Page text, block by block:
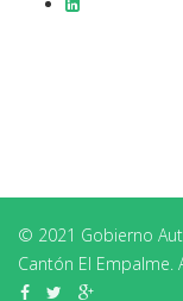
© 2021 Gobierno
Cantón El Empalme.